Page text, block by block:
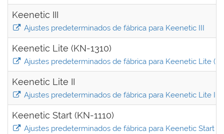
Keenetic III
Ajustes predeterminados de fábrica para Keenetic III
Keenetic Lite (KN-1310)
Ajustes predeterminados de fábrica para Keenetic Lite
Keenetic Lite II
Ajustes predeterminados de fábrica para Keenetic Lite II
Keenetic Start (KN-1110)
Ajustes predeterminados de fábrica para Keenetic Start